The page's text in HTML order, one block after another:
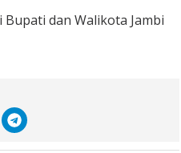
dan Walikota Jambi